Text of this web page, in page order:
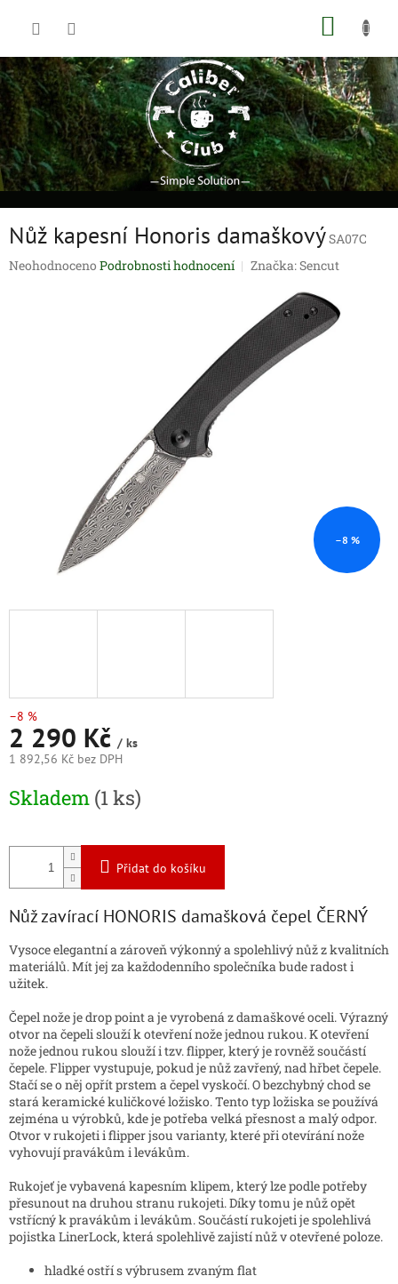
Nůž kapesní Honoris damaškovýSA07C
Průměrné
Neohodnoceno Podrobnosti hodnocení Značka:Sencut
–8 %
–8 %
2 290 Kč / ks
1 892,56 Kč bez DPH
cena:
Skladem (1 ks)
Přidat do košíku
Nůž zavírací HONORIS damašková čepel ČERNÝ
Vysoce elegantní a zároveň výkonný a spolehlivý nůž z kvalitních
materiálů. Mít jej za každodenního společníka bude radost i
užitek.
Čepel nože je drop point a je vyrobená z damaškové oceli. Výrazný
otvor na čepeli slouží k otevření nože jednou rukou. K otevření
nože jednou rukou slouží i tzv. flipper, který je rovněž součástí
čepele. Flipper vystupuje, pokud je nůž zavřený, nad hřbet čepele.
Stačí se o něj opřít prstem a čepel vyskočí. O bezchybný chod se
stará keramické kuličkové ložisko. Tento typ ložiska se používá
zejména u výrobků, kde je potřeba velká přesnost a malý odpor.
Otvor v rukojeti i flipper jsou varianty, které při otevírání nože
vyhovují pravákům i levákům.
Rukojeť je vybavená kapesním klipem, který lze podle potřeby
přesunout na druhou stranu rukojeti. Díky tomu je nůž opět
vstřícný k pravákům i levákům. Součástí rukojeti je spolehlivá
pojistka LinerLock, která spolehlivě zajistí nůž v otevřené poloze.
hladké ostří s výbrusem zvaným flat